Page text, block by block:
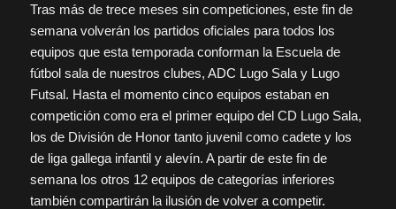
Tras más de trece meses sin competiciones, este fin de
semana volverán los partidos oficiales para todos los
equipos que esta temporada conforman la Escuela de
fútbol sala de nuestros clubes, ADC Lugo Sala y Lugo
Futsal. Hasta el momento cinco equipos estaban en
competición como era el primer equipo del CD Lugo Sala,
los de División de Honor tanto juvenil como cadete y los
de liga gallega infantil y alevín. A partir de este fin de
semana los otros 12 equipos de categorías inferiores
también compartirán la ilusión de volver a competir.